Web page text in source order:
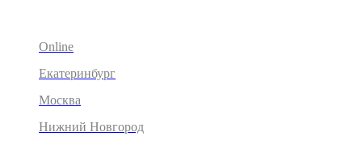
Online
Екатеринбург
Москва
Нижний Новгород